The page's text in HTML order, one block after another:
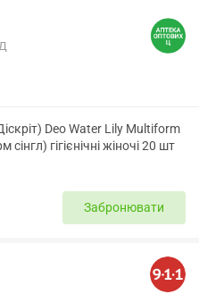
Deo Water Lily Multiform
гігієнічні жіночі 20 шт
Забронювати